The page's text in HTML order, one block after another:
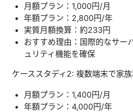
月額プラン：1,000円/月
年額プラン：2,800円/年
実質月額換算：約233円
おすすめ理由：国際的なサー
ュリティ機能を確保
ケーススタディ2: 複数端末で家
月額プラン：1,400円/月
年額プラン：4,000円/年